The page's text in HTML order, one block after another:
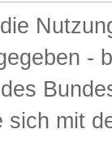
-
sich mit